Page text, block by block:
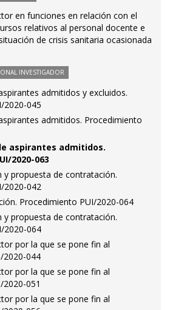
en funciones en relación con el
relativos al personal docente e
de crisis sanitaria ocasionada
INVESTIGADOR
admitidos y excluidos.
2020-045
admitidos. Procedimiento
aspirantes admitidos.
2020-063
y propuesta de contratación.
2020-042
Procedimiento PUI/2020-064
y propuesta de contratación.
2020-064
por la que se pone fin al
2020-044
por la que se pone fin al
051
por la que se pone fin al